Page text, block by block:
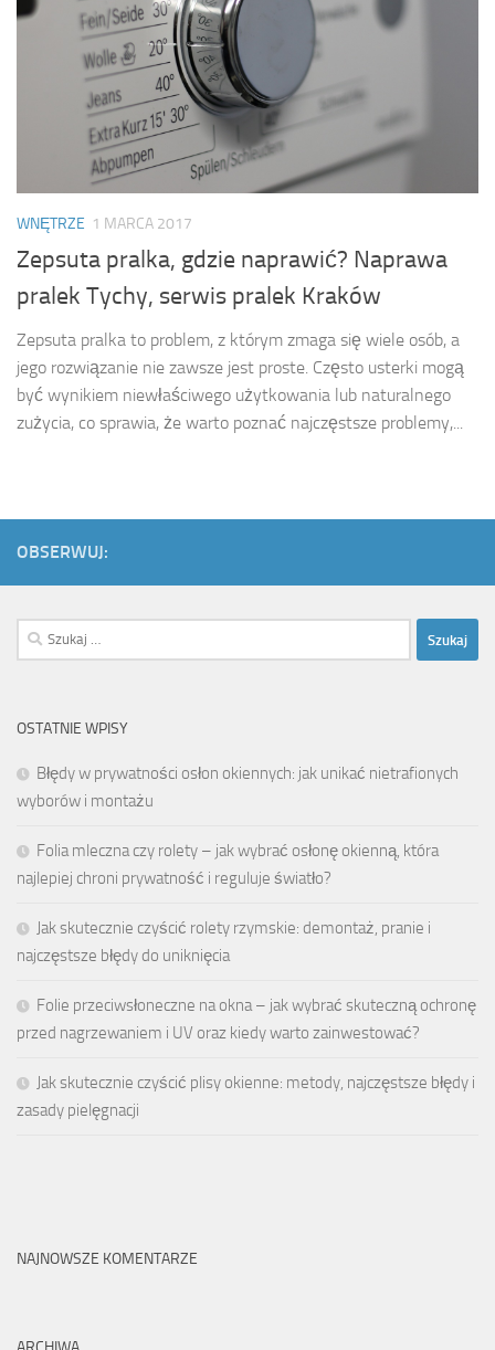
WNĘTRZE 1 MARCA 2017
Zepsuta pralka, gdzie naprawić? Naprawa
pralek Tychy, serwis pralek Kraków
Zepsuta pralka to problem, z którym zmaga się wiele osób, a
jego rozwiązanie nie zawsze jest proste. Często usterki mogą
być wynikiem niewłaściwego użytkowania lub naturalnego
zużycia, co sprawia, że warto poznać najczęstsze problemy,...
OBSERWUJ:
Szukaj:
OSTATNIE WPISY
Błędy w prywatności osłon okiennych: jak unikać nietrafionych
wyborów i montażu
Folia mleczna czy rolety – jak wybrać osłonę okienną, która
najlepiej chroni prywatność i reguluje światło?
Jak skutecznie czyścić rolety rzymskie: demontaż, pranie i
najczęstsze błędy do uniknięcia
Folie przeciwsłoneczne na okna – jak wybrać skuteczną ochronę
przed nagrzewaniem i UV oraz kiedy warto zainwestować?
Jak skutecznie czyścić plisy okienne: metody, najczęstsze błędy i
zasady pielęgnacji
NAJNOWSZE KOMENTARZE